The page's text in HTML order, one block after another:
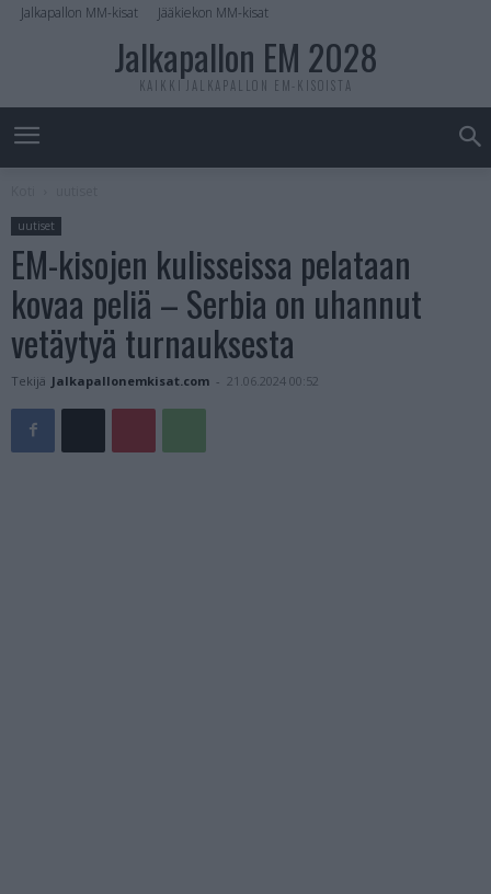
Jalkapallon MM-kisat Jääkiekon MM-kisat
Jalkapallon EM 2028
KAIKKI JALKAPALLON EM-KISOISTA
uutiset
EM-kisojen kulisseissa pelataan
kovaa peliä – Serbia on uhannut
vetäytyä turnauksesta
Tekijä Jalkapallonemkisat.com - 21.06.2024 00:52